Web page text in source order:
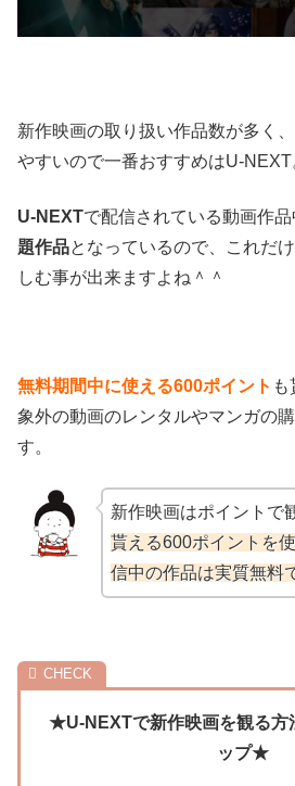
新作映画の取り扱い作品数が多く
やすいので一番おすすめはU-NEXT
U-NEXTで配信されている動画作品
題作品となっているので、これだ
しむ事が出来ますよね＾＾
無料期間中に使える600ポイント
象外の動画のレンタルやマンガの
す。
新作映画はポイントで
貰える600ポイントを
信中の作品は実質無料
★U-NEXTで新作映画を観る方
ップ★